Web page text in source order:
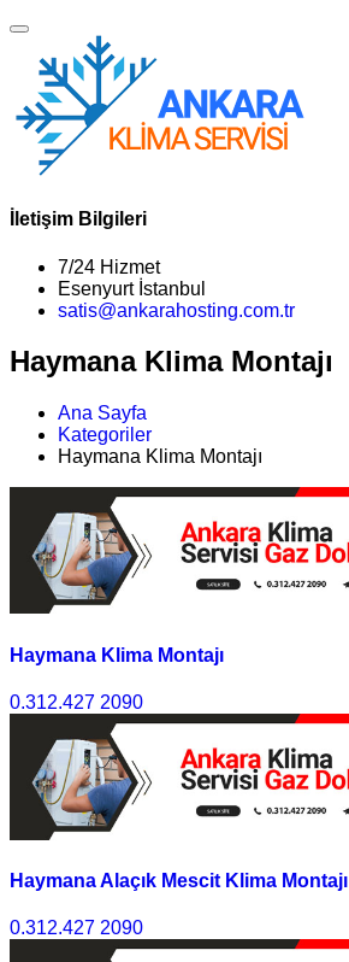
İletişim Bilgileri
7/24 Hizmet
Esenyurt İstanbul
satis@ankarahosting.com.tr
Haymana Klima Montajı
Ana Sayfa
Kategoriler
Haymana Klima Montajı
Haymana Klima Montajı
0.312.427 2090
Haymana Alaçık Mescit Klima Montajı
0.312.427 2090